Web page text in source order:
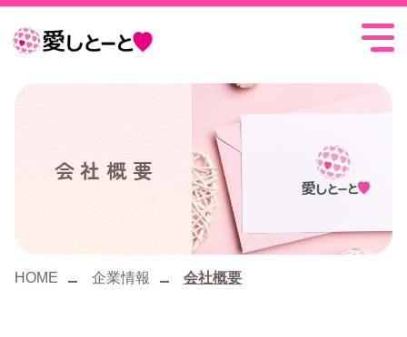
愛
会社概要
HOME 企業情報 会社概要